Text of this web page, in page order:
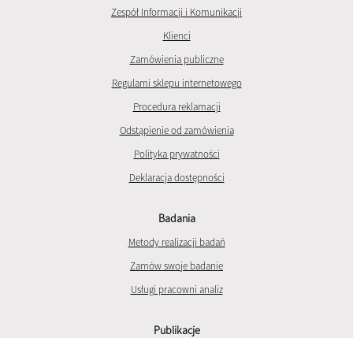
Zespół Informacji i Komunikacji
Klienci
Zamówienia publiczne
Regulami sklepu internetowego
Procedura reklamacji
Odstąpienie od zamówienia
Polityka prywatności
Deklaracja dostępności
Badania
Metody realizacji badań
Zamów swoje badanie
Usługi pracowni analiz
Publikacje